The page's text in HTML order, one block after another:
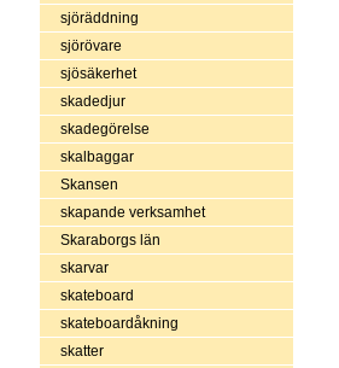
sjöräddning
sjörövare
sjösäkerhet
skadedjur
skadegörelse
skalbaggar
Skansen
skapande verksamhet
Skaraborgs län
skarvar
skateboard
skateboardåkning
skatter